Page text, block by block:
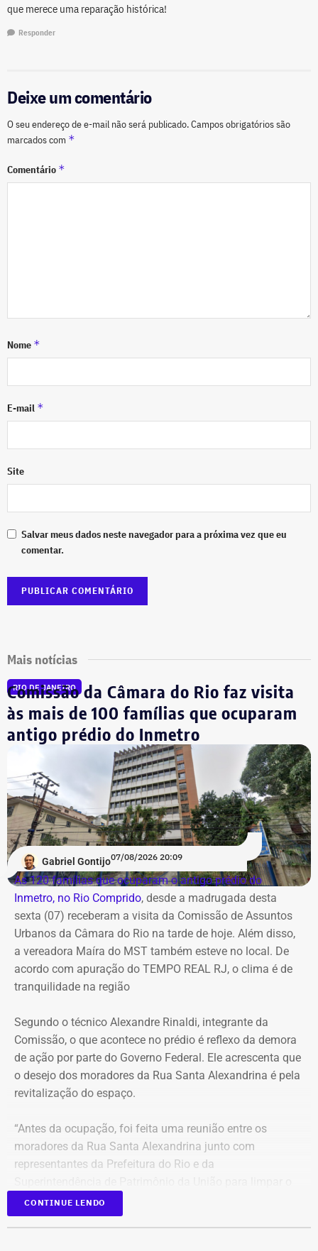
que merece uma reparação histórica!
Responder
Deixe um comentário
O seu endereço de e-mail não será publicado.Campos obrigatórios são
marcados com *
Comentário *
Nome *
E-mail *
Site
Salvar meus dados neste navegador para a próxima vez que eu
comentar.
Mais notícias
RIO DE JANEIRO
Comissão da Câmara do Rio faz visita
às mais de 100 famílias que ocuparam
antigo prédio do Inmetro
Gabriel Gontijo07/08/2026 20:09
As 120 famílias que ocuparam o antigo prédio do
Inmetro, no Rio Comprido, desde a madrugada desta
sexta (07) receberam a visita da Comissão de Assuntos
Urbanos da Câmara do Rio na tarde de hoje. Além disso,
a vereadora Maíra do MST também esteve no local. De
acordo com apuração do TEMPO REAL RJ, o clima é de
tranquilidade na região
Segundo o técnico Alexandre Rinaldi, integrante da
Comissão, o que acontece no prédio é reflexo da demora
de ação por parte do Governo Federal. Ele acrescenta que
o desejo dos moradores da Rua Santa Alexandrina é pela
revitalização do espaço.
“Antes da ocupação, foi feita uma reunião entre os
moradores da Rua Santa Alexandrina junto com
representantes da Prefeitura do Rio e da
terreno até passar para o Arquivo Nacional. Mas o
Governo Federal demorou tanto para agir que hoje
CONTINUE LENDO